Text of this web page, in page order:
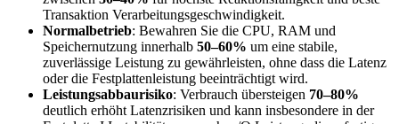
Transaktion Verarbeitungsgeschwindigkeit.
Normalbetrieb: Bewahren Sie die CPU, RAM und
Speichernutzung innerhalb 50–60% um eine stabile,
zuverlässige Leistung zu gewährleisten, ohne dass die Latenz
oder die Festplattenleistung beeinträchtigt wird.
Leistungsabbaurisiko: Verbrauch übersteigen 70–80%
deutlich erhöht Latenzrisiken und kann insbesondere in der